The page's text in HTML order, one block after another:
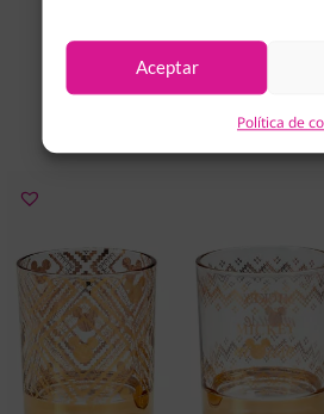
Aceptar
Política de